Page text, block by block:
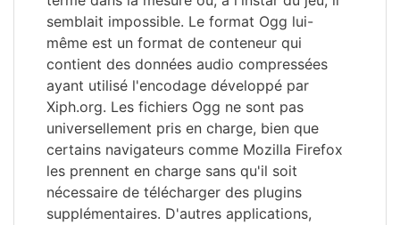
semblait impossible. Le format Ogg lui-
même est un format de conteneur qui
contient des données audio compressées
ayant utilisé l'encodage développé par
Xiph.org. Les fichiers Ogg ne sont pas
universellement pris en charge, bien que
certains navigateurs comme Mozilla Firefox
les prennent en charge sans qu'il soit
nécessaire de télécharger des plugins
supplémentaires. D'autres applications,